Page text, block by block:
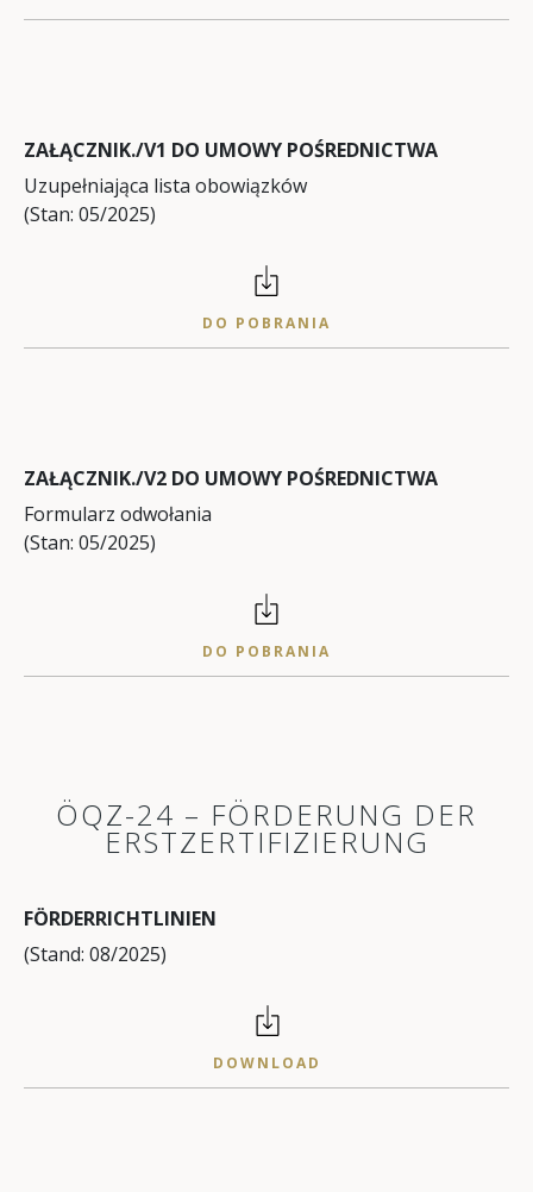
ZAŁĄCZNIK./V1 DO UMOWY POŚREDNICTWA
Uzupełniająca lista obowiązków
(Stan: 05/2025)
DO POBRANIA
ZAŁĄCZNIK./V2 DO UMOWY POŚREDNICTWA
Formularz odwołania
(Stan: 05/2025)
DO POBRANIA
ÖQZ-24 – FÖRDERUNG DER
ERSTZERTIFIZIERUNG
FÖRDERRICHTLINIEN
(Stand: 08/2025)
DOWNLOAD